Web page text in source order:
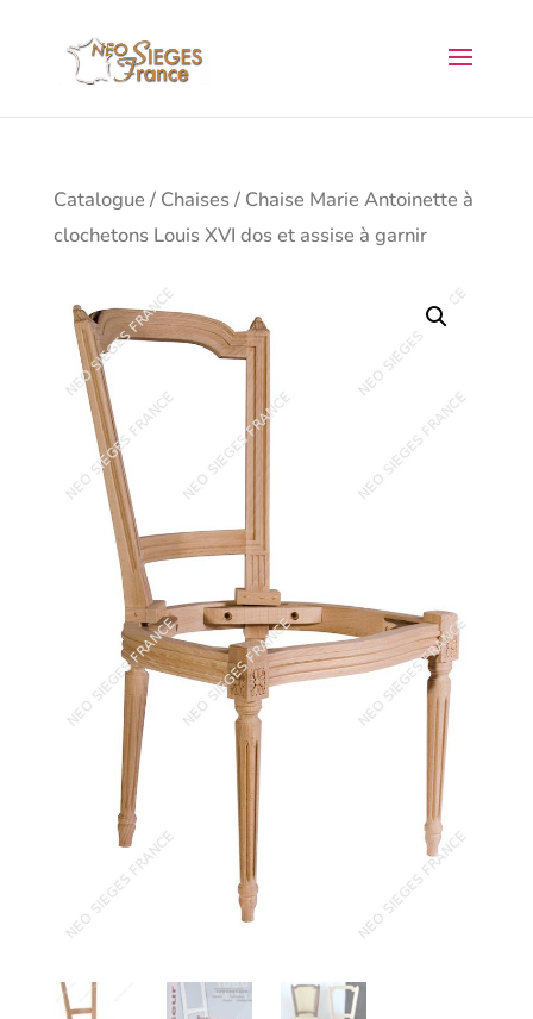
Catalogue / Chaises/ Chaise Marie Antoinette à
clochetons Louis XVI dos et assise à garnir